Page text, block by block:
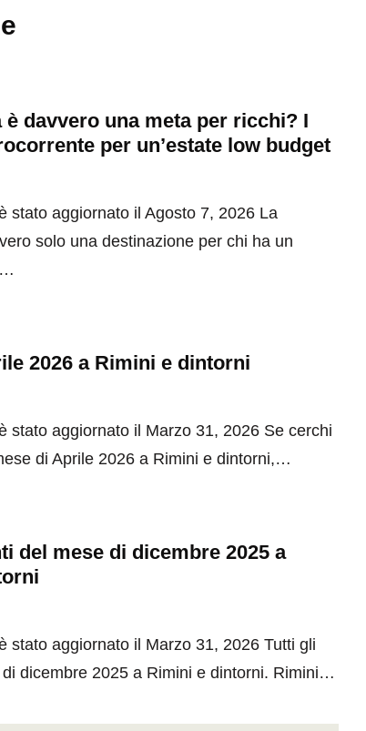
è davvero una meta per ricchi? I
per un’estate low budget
stato aggiornato il Agosto 7, 2026 La
solo una destinazione per chi ha un
2026 a Rimini e dintorni
stato aggiornato il Marzo 31, 2026 Se cerchi
di Aprile 2026 a Rimini e dintorni,…
del mese di dicembre 2025 a
stato aggiornato il Marzo 31, 2026 Tutti gli
dicembre 2025 a Rimini e dintorni. Rimini…